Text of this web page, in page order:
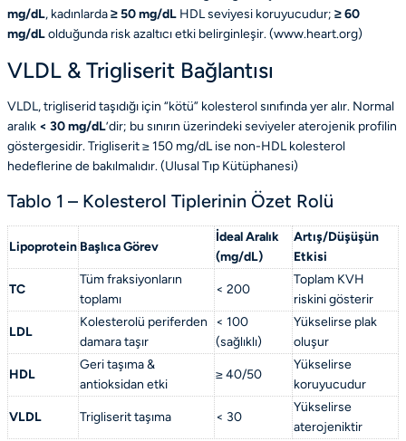
mg/dL, kadınlarda≥ 50 mg/dL HDL seviyesi koruyucudur; ≥ 60
mg/dLolduğunda risk azaltıcı etki belirginleşir. (www.heart.org)
VLDL & Trigliserit Bağlantısı
VLDL, trigliserid taşıdığı için “kötü” kolesterol sınıfında yer alır. Normal
aralık < 30 mg/dL’dir; bu sınırın üzerindeki seviyeler aterojenik profilin
göstergesidir. Trigliserit ≥ 150 mg/dL ise non-HDL kolesterol
hedeflerine de bakılmalıdır. (Ulusal Tıp Kütüphanesi)
Tablo 1 – Kolesterol Tiplerinin Özet Rolü
Lipoprotein Başlıca Görev
İdeal Aralık
(mg/dL)
Artış/Düşüşün
Etkisi
TC
Tüm fraksiyonların
toplamı
< 200
Toplam KVH
riskini gösterir
LDL
Kolesterolü periferden
damara taşır
< 100
(sağlıklı)
Yükselirse plak
oluşur
HDL
Geri taşıma &
antioksidan etki
≥ 40/50
Yükselirse
koruyucudur
VLDL Trigliserit taşıma < 30
Yükselirse
aterojeniktir